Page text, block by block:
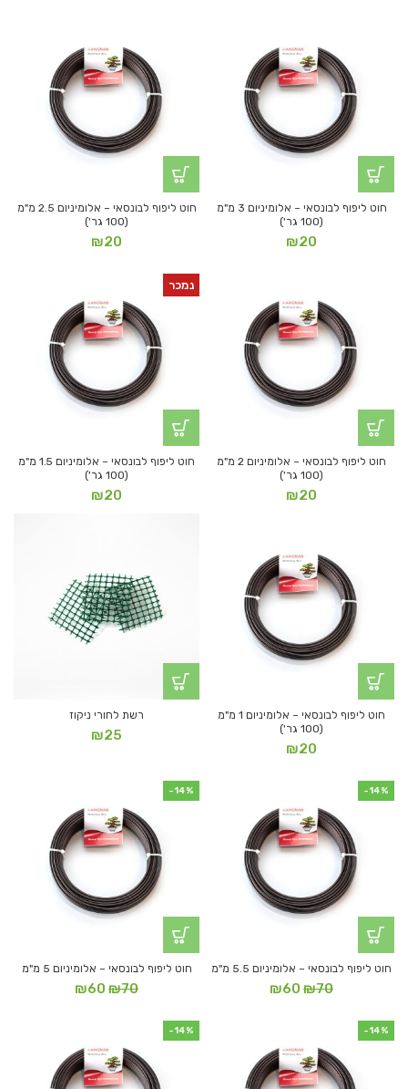
חוט ליפוף לבונסאי – אלומיניום 3 מ"מ
(100 גר')
₪20
חוט ליפוף לבונסאי – אלומיניום 2.5 מ"מ
(100 גר')
₪20
חוט ליפוף לבונסאי – אלומיניום 2 מ"מ
(100 גר')
₪20
נמכר
חוט ליפוף לבונסאי – אלומיניום 1.5 מ"מ
(100 גר')
₪20
חוט ליפוף לבונסאי – אלומיניום 1 מ"מ
(100 גר')
₪20
רשת לחורי ניקוז
₪25
-14%
חוט ליפוף לבונסאי – אלומיניום 5.5 מ"מ
₪70
המחיר
₪60
-14%
חוט ליפוף לבונסאי – אלומיניום 5 מ"מ
₪70
המחיר
₪60
-14%
-14%